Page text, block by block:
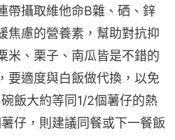
帶攝取維他命B雜、硒、鋅
焦慮的營養素，幫助對抗抑
米、栗子、南瓜皆是不錯的
要適度與白飯做代換，以免
飯大約等同1/2個薯仔的熱
仔，則建議同餐或下一餐飯